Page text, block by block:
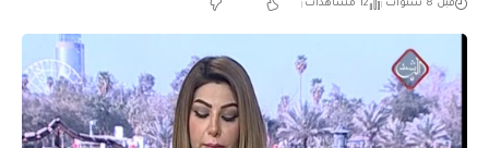
قبل 8 سنوات 12 مشاهدات